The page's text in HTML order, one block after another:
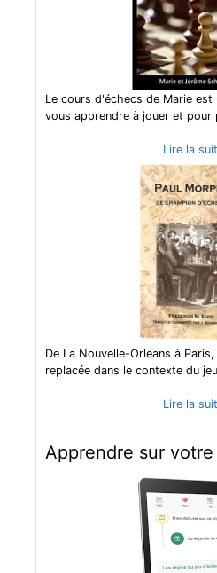
Le cours d'échecs de Marie
vous apprendre à jouer et pour
Lire la
De La Nouvelle-Orleans à
replacée dans le contexte du
Lire la
Apprendre sur